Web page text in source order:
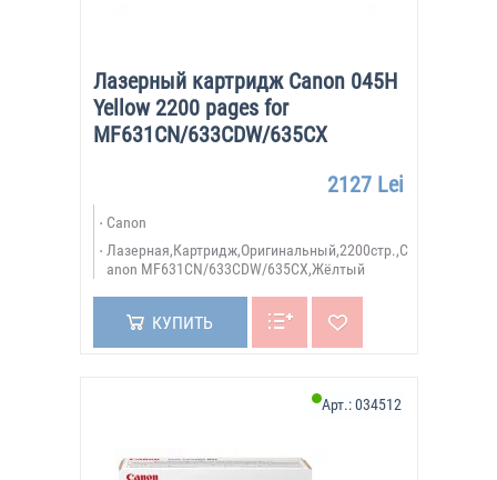
Лазерный картридж Canon 045H
Yellow 2200 pages for
MF631CN/633CDW/635CX
2127 Lei
Canon
Лазерная,Картридж,Оригинальный,2200стр.,C
anon MF631CN/633CDW/635CX,Жёлтый
КУПИТЬ
Арт.:034512